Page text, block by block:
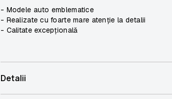
- Modele auto emblematice
- Realizate cu foarte mare atenție la detalii
- Calitate excepțională
Detalii